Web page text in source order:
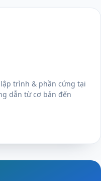
trình & phần cứng tại
dẫn từ cơ bản đến